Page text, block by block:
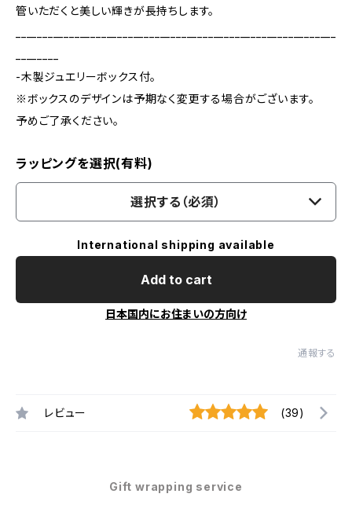
管いただくと美しい輝きが長持ちします。
-木製ジュエリーボックス付。
※ボックスのデザインは予期なく変更する場合がございます。
予めご了承ください。
ラッピングを選択(有料)
選択する（必須）
International shipping available
Add to cart
日本国内にお住まいの方向け
通報する
レビュー (39)
Gift wrapping service